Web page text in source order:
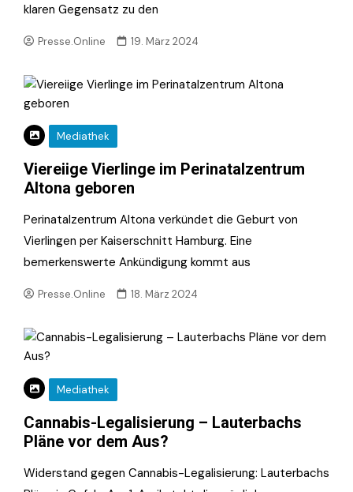
klaren Gegensatz zu den
Presse.Online 19. März 2024
Mediathek
Viereiige Vierlinge im Perinatalzentrum
Altona geboren
Perinatalzentrum Altona verkündet die Geburt von
Vierlingen per Kaiserschnitt Hamburg. Eine
bemerkenswerte Ankündigung kommt aus
Presse.Online 18. März 2024
Mediathek
Cannabis-Legalisierung – Lauterbachs
Pläne vor dem Aus?
Widerstand gegen Cannabis-Legalisierung: Lauterbachs